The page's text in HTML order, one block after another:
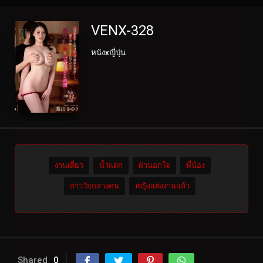
VENX-328
หนังxญี่ปุ่น
งานเดี่ยว น้ำแตก ผัวนอกใจ พี่น้อง
สาววัยกลางคน หญิงแต่งงานแล้ว
Shared 0